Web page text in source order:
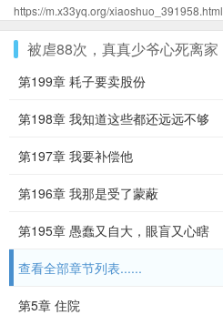
https://m.x33yq.org/xiaoshuo_391958.html
被虐88次，真真少爷心死离家
第199章 耗子要卖股份
第198章 我知道这些都还远远不够
第197章 我要补偿他
第196章 我那是受了蒙蔽
第195章 愚蠢又自大，眼盲又心瞎
查看全部章节列表......
第5章 住院